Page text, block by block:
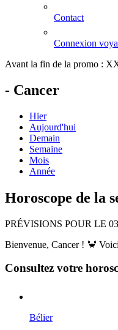
Contact
Connexion
Avant la fin de la promo :
- Cancer
Hier
Aujourd'hui
Demain
Semaine
Mois
Année
Horoscope de la
PRÉVISIONS POUR LE
Bienvenue, Cancer ! 🦀
Consultez votre
Bélier